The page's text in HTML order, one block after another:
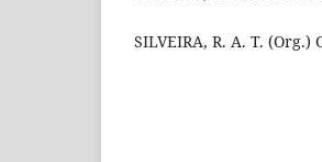
SILVEIRA, R. A. T.